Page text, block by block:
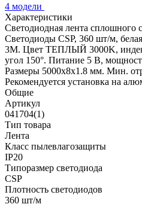
4 модели
Характеристики
Светодиодная лента сплошного
Светодиоды CSP, 360 шт/м,
3M. Цвет ТЕПЛЫЙ 3000K,
угол 150°. Питание 5 В,
Размеры 5000х8х1.8 мм. Мин.
Рекомендуется установка на
Общие
Артикул
041704(1)
Тип товара
Лента
Класс пылевлагозащиты
IP20
Типоразмер светодиода
CSP
Плотность светодиодов
360 шт/м